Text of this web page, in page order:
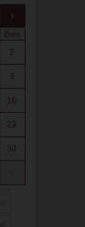
›
Dom
2
9
16
23
30